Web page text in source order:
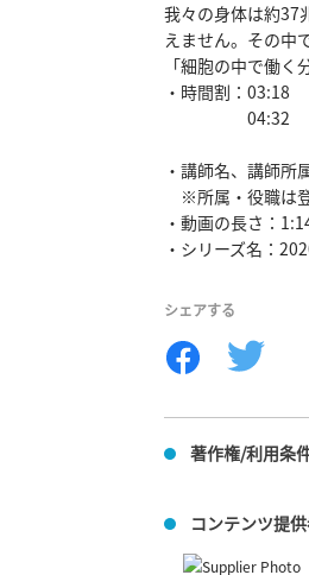
我々の身体は約37
えません。その中
「細胞の中で働
・時間割：03:18
04:32　
・講師名、講師所
※所属・役職は登
・動画の長さ：
・シリーズ名：
シェアする
著作権/利用条
コンテンツ提